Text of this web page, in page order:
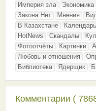
Империя зла Экономика
Закона.Нет
Мнения
В Казахстане
Календарь
HotNews
Скандалы
Фотоотчёты
Картинки
Любовь и отношения
Библиотека
Ядерщик
Комментарии (